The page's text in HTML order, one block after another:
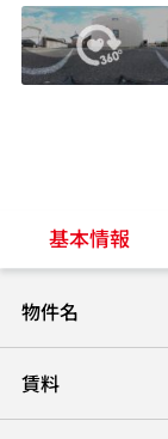
基本情報
物件名
賃料